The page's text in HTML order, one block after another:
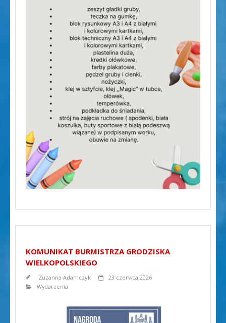
KOMUNIKAT BURMISTRZA GRODZISKA
WIELKOPOLSKIEGO
Zuzanna Adamczyk
23 czerwca 2026
Wydarzenia